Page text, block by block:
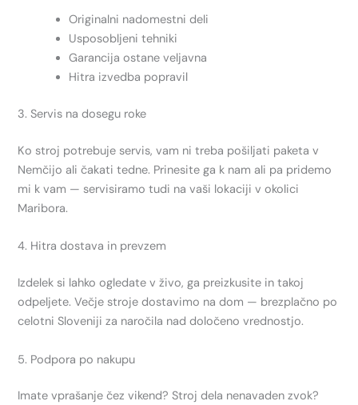
Originalni nadomestni deli
Usposobljeni tehniki
Garancija ostane veljavna
Hitra izvedba popravil
3. Servis na dosegu roke
Ko stroj potrebuje servis, vam ni treba pošiljati paketa v
Nemčijo ali čakati tedne. Prinesite ga k nam ali pa pridemo
mi k vam — servisiramo tudi na vaši lokaciji v okolici
Maribora.
4. Hitra dostava in prevzem
Izdelek si lahko ogledate v živo, ga preizkusite in takoj
odpeljete. Večje stroje dostavimo na dom — brezplačno po
celotni Sloveniji za naročila nad določeno vrednostjo.
5. Podpora po nakupu
Imate vprašanje čez vikend? Stroj dela nenavaden zvok?